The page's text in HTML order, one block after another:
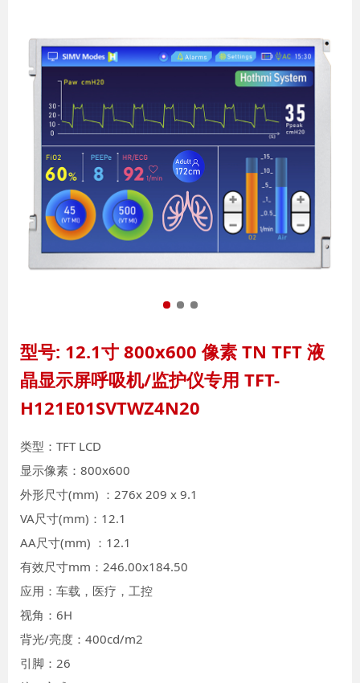
型号: 12.1寸 800x600 像素 TN TFT 液
晶显示屏呼吸机/监护仪专用 TFT-
H121E01SVTWZ4N20
类型：TFT LCD
显示像素：800x600
外形尺寸(mm) ：276x 209 x 9.1
VA尺寸(mm)：12.1
AA尺寸(mm) ：12.1
有效尺寸mm：246.00x184.50
应用：车载，医疗，工控
视角：6H
背光/亮度：400cd/m2
引脚：26